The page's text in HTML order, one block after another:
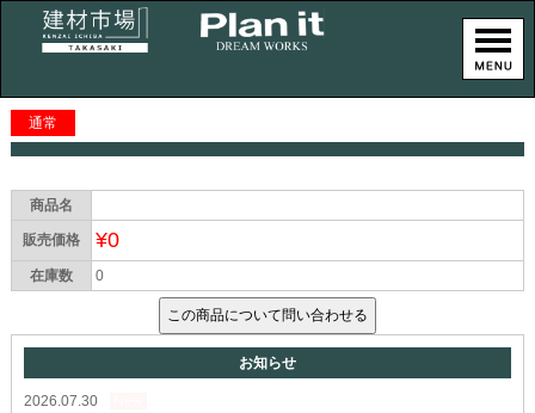
通常
商品名
販売価格 ¥0
在庫数 0
お知らせ
2026.07.30